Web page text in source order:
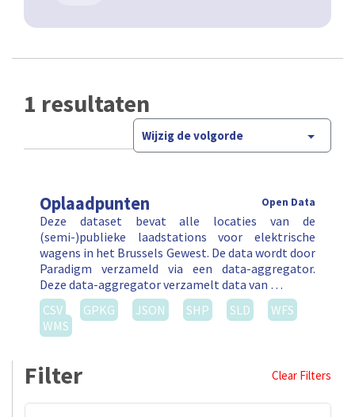
1 resultaten
Wijzig de volgorde
Oplaadpunten Open Data
Deze dataset bevat alle locaties van de
(semi-)publieke laadstations voor elektrische
wagens in het Brussels Gewest. De data wordt door
Paradigm verzameld via een data-aggregator.
Deze data-aggregator verzamelt data van …
CSV
GPKG JSON SHP SLD
WFS
WMS
Filter Clear Filters